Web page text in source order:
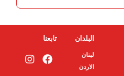
البلدان
لبنان
الاردن
تابعنا